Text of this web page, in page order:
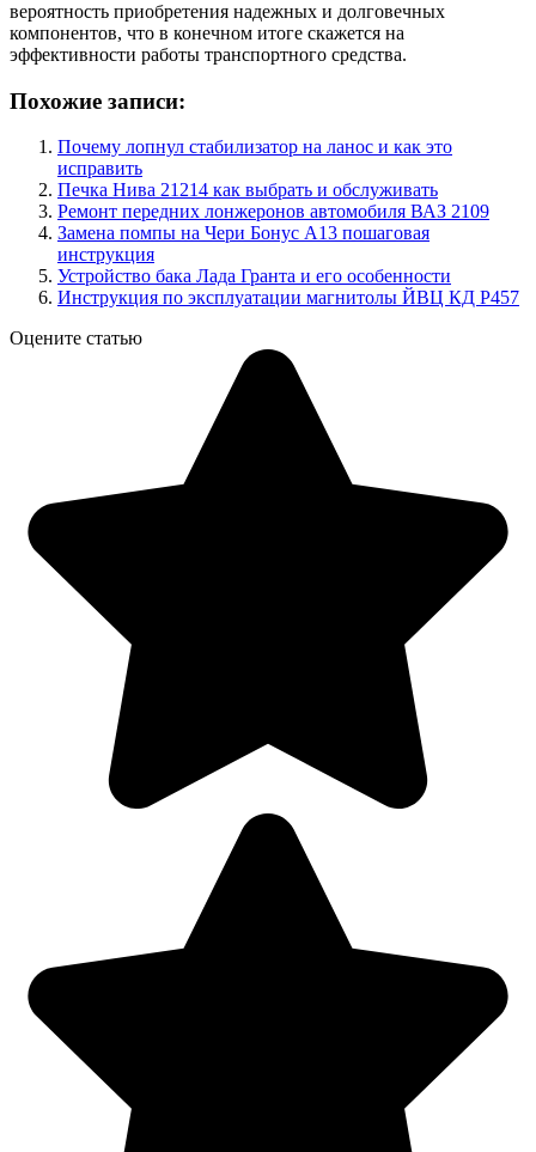
вероятность приобретения надежных и долговечных
компонентов, что в конечном итоге скажется на
эффективности работы транспортного средства.
Похожие записи:
Почему лопнул стабилизатор на ланос и как это
исправить
Печка Нива 21214 как выбрать и обслуживать
Ремонт передних лонжеронов автомобиля ВАЗ 2109
Замена помпы на Чери Бонус А13 пошаговая
инструкция
Устройство бака Лада Гранта и его особенности
Инструкция по эксплуатации магнитолы ЙВЦ КД Р457
Оцените статью